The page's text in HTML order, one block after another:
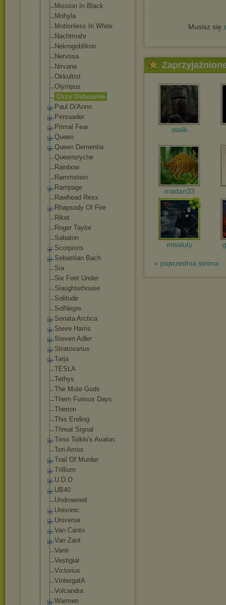
Mission In Black
Mohyla
Motionless In White
Nachtmahr
Nekrogoblikon
Nervosa
Nirvana
Okkultist
Olympus
Ozzy Osbourne
Paul Di'Anno
Persuader
Primal Fear
Queen
Queen Dementia
Queensryche
Rainbow
Rammstein
Rampage
Rawhead Rexx
Rhapsody Of Fire
Riket
Roger Taylor
Sabaton
Scorpions
Sebastian Bach
Sia
Six Feet Under
Slaughterhouse
Solitude
SolNegre
Sonata Arctica
Steve Harris
Steven Adler
Stratovarius
Tarja
TESLA
Tethys
The Mute Gods
Them Furious Days
Therion
This Ending
Threat Signal
Timo Tolkki's Avalon
Tori Amos
Trail Of Murder
Trillium
U.D.O
UB40
Undrowned
Unisonic
Universe
Van Canto
Van Zant
Vanir
Vestigial
Victorius
VintergatA
Volcandra
Warmen
Musisz się
stalik
madan33
missluty
« poprzednia strona